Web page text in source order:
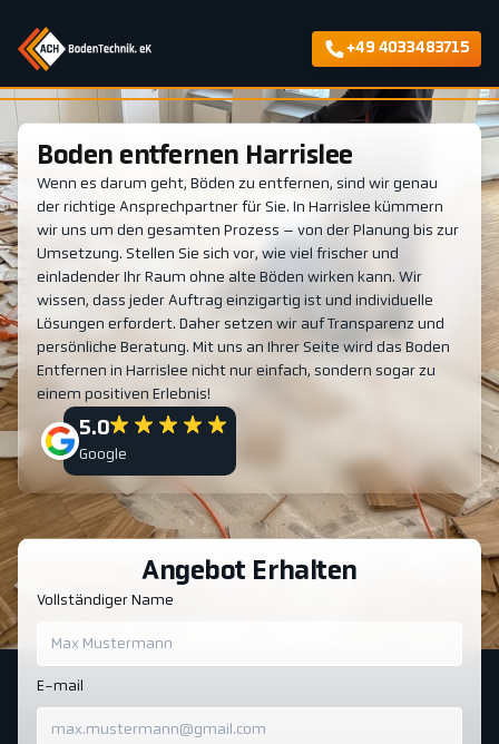
+49 4033483715
Boden entfernen Harrislee
Wenn es darum geht, Böden zu entfernen, sind wir genau
der richtige Ansprechpartner für Sie. In Harrislee kümmern
wir uns um den gesamten Prozess – von der Planung bis zur
Umsetzung. Stellen Sie sich vor, wie viel frischer und
einladender Ihr Raum ohne alte Böden wirken kann. Wir
wissen, dass jeder Auftrag einzigartig ist und individuelle
Lösungen erfordert. Daher setzen wir auf Transparenz und
persönliche Beratung. Mit uns an Ihrer Seite wird das Boden
Entfernen in Harrislee nicht nur einfach, sondern sogar zu
einem positiven Erlebnis!
5.0
Google
Angebot Erhalten
Vollständiger Name
E-mail